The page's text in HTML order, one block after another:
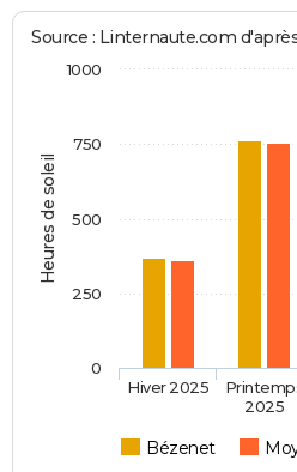
Heures de soleil
Source : Linternaute.com
Bézenet
Hiver 2025
2025
0
1000
250
500
750